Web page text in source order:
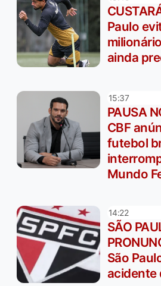
Paulo
ainda
15:37
PAUSA
CBF
futebol
Mundo
14:22
SÃO
São
acidente